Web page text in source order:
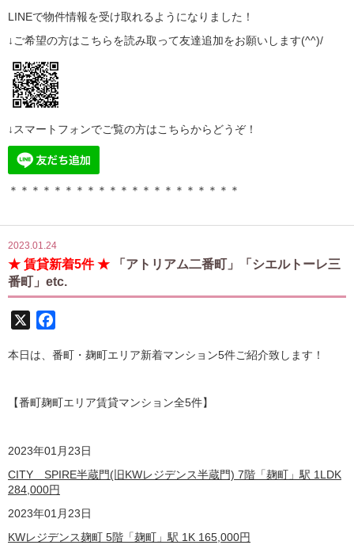
LINEで物件情報を受け取れるようになりました！
↓ご希望の方はこちらを読み取って友達追加をお願いします(^^)/
↓スマートフォンでご覧の方はこちらからどうぞ！
＊＊＊＊＊＊＊＊＊＊＊＊＊＊＊＊＊＊＊＊＊
2023.01.24
★ 賃貸新着5件 ★
「アトリアム二番町」「シエルトーレ三
番町」etc.
本日は、番町・麹町エリア新着マンション5件ご紹介致します！
【番町麹町エリア賃貸マンション全5件】
2023年01月23日
CITY SPIRE半蔵門(旧KWレジデンス半蔵門) 7階「麹町」駅 1LDK
284,000円
2023年01月23日
KWレジデンス麹町 5階「麹町」駅 1K 165,000円